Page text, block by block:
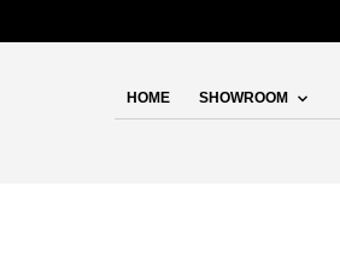
HOME SHOWROOM